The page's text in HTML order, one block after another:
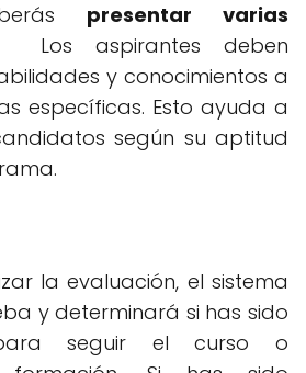
presentar varias
Los aspirantes deben
y conocimientos a
específicas. Esto ayuda a
según su aptitud
la evaluación, el sistema
y determinará si has sido
para seguir el curso o